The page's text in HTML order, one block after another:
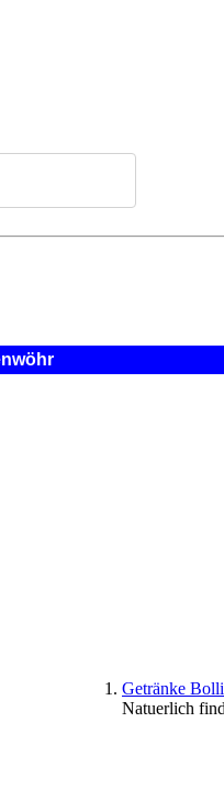
Getränke
Natuerlich